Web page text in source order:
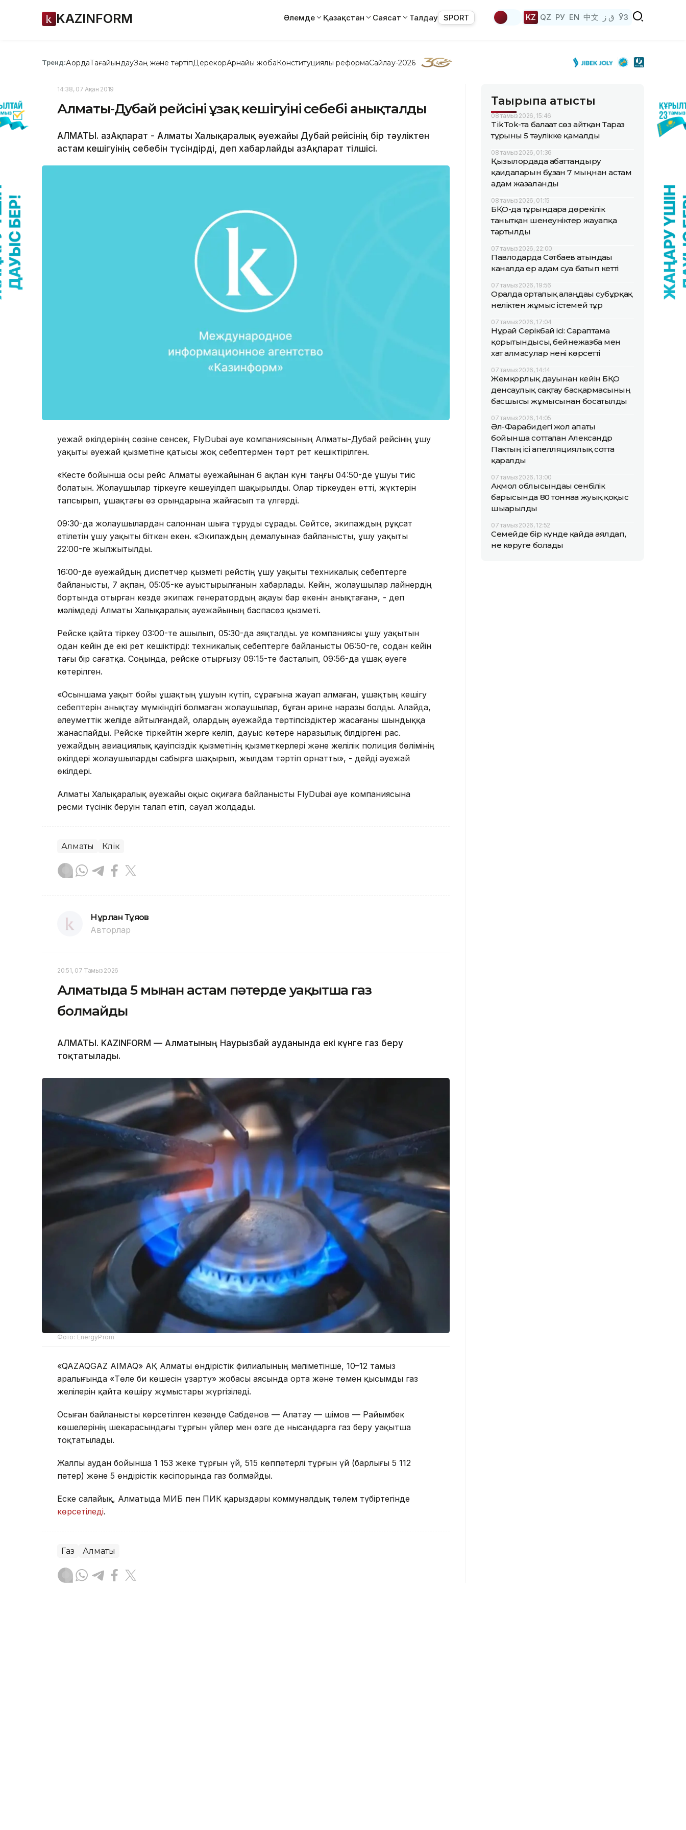
KAZINFORM Әлемде Қазақстан Саясат Талдау SPORT KZ QZ РУ EN 中文 ق ز ЎЗ
Тренд:АқордаТағайындауЗаң және тәртіпДерекқорАрнайы жобаКонституциялық реформаСайлау-2026
14:38, 07 Ақпан 2019
Алматы-Дубай рейсінің ұзақ кешігуінің себебі анықталды
АЛМАТЫ. ҚазАқпарат - Алматы Халықаралық әуежайы Дубай рейсінің бір тәуліктен
астам кешігуінің себебін түсіндірді, деп хабарлайды ҚазАқпарат тілшісі.
Әуежай өкілдерінің сөзіне сенсек, FlyDubai әуе компаниясының Алматы-Дубай рейсінің ұшу
уақыты әуежай қызметіне қатысы жоқ себептермен төрт рет кешіктірілген.
«Кесте бойынша осы рейс Алматы әуежайынан 6 ақпан күні таңғы 04:50-де ұшуы тиіс
болатын. Жолаушылар тіркеуге кешеуілдеп шақырылды. Олар тіркеуден өтті, жүктерін
тапсырып, ұшақтағы өз орындарына жайғасып та үлгерді.
09:30-да жолаушылардан салоннан шыға тұруды сұрады. Сөйтсе, экипаждың рұқсат
етілетін ұшу уақыты біткен екен. «Экипаждың демалуына» байланысты, ұшу уақыты
22:00-ге жылжытылды.
16:00-де әуежайдың диспетчер қызметі рейстің ұшу уақыты техникалық себептерге
байланысты, 7 ақпан, 05:05-ке ауыстырылғанын хабарлады. Кейін, жолаушылар лайнердің
бортында отырған кезде экипаж генератордың ақауы бар екенін анықтаған», - деп
мәлімдеді Алматы Халықаралық әуежайының баспасөз қызметі.
Рейске қайта тіркеу 03:00-те ашылып, 05:30-да аяқталды. Әуе компаниясы ұшу уақытын
одан кейін де екі рет кешіктірді: техникалық себептерге байланысты 06:50-ге, содан кейін
тағы бір сағатқа. Соңында, рейске отырғызу 09:15-те басталып, 09:56-да ұшақ әуеге
көтерілген.
«Осыншама уақыт бойы ұшақтың ұшуын күтіп, сұрағына жауап алмаған, ұшақтың кешігу
себептерін анықтау мүмкіндігі болмаған жолаушылар, бұған әрине наразы болды. Алайда,
әлеуметтік желіде айтылғандай, олардың әуежайда тәртіпсіздіктер жасағаны шындыққа
жанаспайды. Рейске тіркейтін жерге келіп, дауыс көтере наразылық білдіргені рас.
Әуежайдың авиациялық қауіпсіздік қызметінің қызметкерлері және желілік полиция бөлімінің
өкілдері жолаушыларды сабырға шақырып, жылдам тәртіп орнатты», - дейді әуежай
өкілдері.
Алматы Халықаралық әуежайы оқыс оқиғаға байланысты FlyDubai әуе компаниясына
ресми түсінік беруін талап етіп, сауал жолдады.
Алматы Көлік
Нұрлан Тұяқов
Авторлар
20:51, 07 Тамыз 2026
Алматыда 5 мыңнан астам пәтерде уақытша газ
болмайды
АЛМАТЫ. KAZINFORM — Алматының Наурызбай ауданында екі күнге газ беру
тоқтатылады.
Фото: EnergyProm
«QAZAQGAZ AIMAQ» АҚ Алматы өндірістік филиалының мәліметінше, 10–12 тамыз
аралығында «Төле би көшесін ұзарту» жобасы аясында орта және төмен қысымды газ
желілерін қайта көшіру жұмыстары жүргізіледі.
Осыған байланысты көрсетілген кезеңде Сабденов — Алатау — Әшімов — Райымбек
көшелерінің шекарасындағы тұрғын үйлер мен өзге де нысандарға газ беру уақытша
тоқтатылады.
Жалпы аудан бойынша 1 153 жеке тұрғын үй, 515 көппәтерлі тұрғын үй (барлығы 5 112
пәтер) және 5 өндірістік кәсіпорында газ болмайды.
Еске салайық, Алматыда МИБ пен ПИК қарыздары коммуналдық төлем түбіртегінде
көрсетіледі.
Газ Алматы
Тақырыпқа қатысты
08 тамыз 2026, 15:46
TikTok-та балағат сөз айтқан Тараз
тұрғыны 5 тәулікке қамалды
08 тамыз 2026, 01:36
Қызылордада абаттандыру
қағидаларын бұзған 7 мыңнан астам
адам жазаланды
08 тамыз 2026, 01:15
БҚО-да тұрғындарға дөрекілік
танытқан шенеуніктер жауапқа
тартылды
07 тамыз 2026, 22:00
Павлодарда Сәтбаев атындағы
каналда ер адам суға батып кетті
07 тамыз 2026, 19:56
Оралда орталық алаңдағы субұрқақ
неліктен жұмыс істемей тұр
07 тамыз 2026, 17:04
Нұрай Серікбай ісі: Сараптама
қорытындысы, бейнежазба мен
хат алмасулар нені көрсетті
07 тамыз 2026, 14:14
Жемқорлық дауынан кейін БҚО
денсаулық сақтау басқармасының
басшысы жұмысынан босатылды
07 тамыз 2026, 14:05
Әл-Фарабидегі жол апаты
бойынша сотталған Александр
Пактың ісі апелляциялық сотта
қаралды
07 тамыз 2026, 13:00
Ақмол облысындағы сенбілік
барысында 80 тоннаға жуық қоқыс
шығарылды
07 тамыз 2026, 12:52
Семейде бір күнде қайда аялдап,
не көруге болады